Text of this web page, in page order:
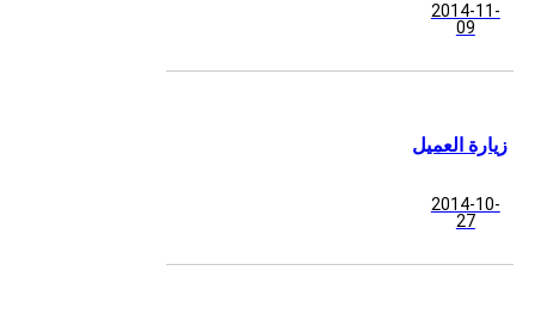
2014-11-
09
زيارة العميل
2014-10-
27